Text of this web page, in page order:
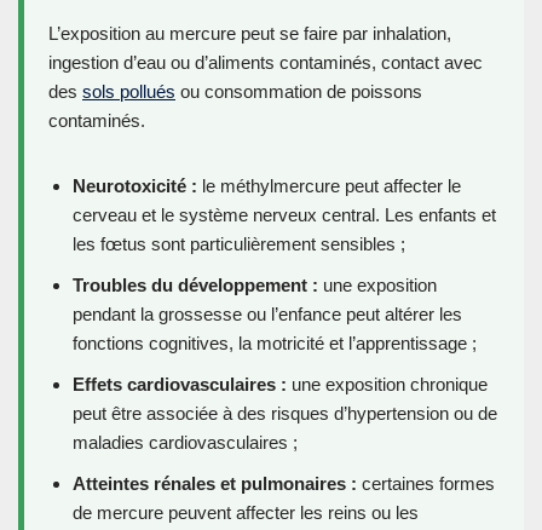
L’exposition au mercure peut se faire par inhalation,
ingestion d’eau ou d’aliments contaminés, contact avec
des sols pollués ou consommation de poissons
contaminés.
Neurotoxicité : le méthylmercure peut affecter le
cerveau et le système nerveux central. Les enfants et
les fœtus sont particulièrement sensibles ;
Troubles du développement : une exposition
pendant la grossesse ou l’enfance peut altérer les
fonctions cognitives, la motricité et l’apprentissage ;
Effets cardiovasculaires : une exposition chronique
peut être associée à des risques d’hypertension ou de
maladies cardiovasculaires ;
Atteintes rénales et pulmonaires : certaines formes
de mercure peuvent affecter les reins ou les